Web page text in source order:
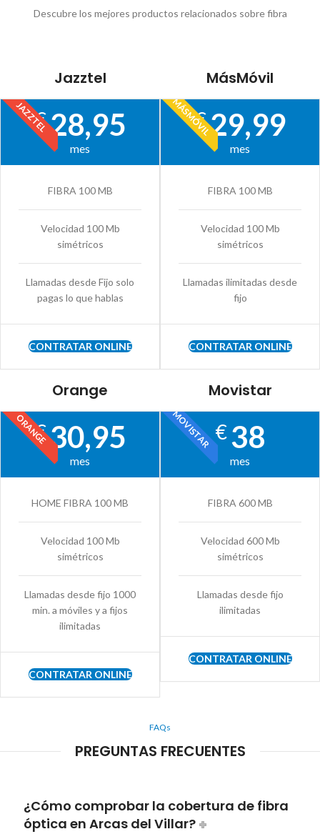
Descubre los mejores productos relacionados sobre fibra
Jazztel
JAZZTEL
€28,95
mes
FIBRA 100 MB
Velocidad 100 Mb
simétricos
Llamadas desde Fijo solo
pagas lo que hablas
CONTRATAR ONLINE
MásMóvil
MÁSMÓVIL
€29,99
mes
FIBRA 100 MB
Velocidad 100 Mb
simétricos
Llamadas ilimitadas desde
fijo
CONTRATAR ONLINE
Orange
ORANGE
€30,95
mes
HOME FIBRA 100 MB
Velocidad 100 Mb
simétricos
Llamadas desde fijo 1000
min. a móviles y a fijos
ilimitadas
CONTRATAR ONLINE
Movistar
MOVISTAR€38
mes
FIBRA 600 MB
Velocidad 600 Mb
simétricos
Llamadas desde fijo
ilimitadas
CONTRATAR ONLINE
FAQs
PREGUNTAS FRECUENTES
¿Cómo comprobar la cobertura de fibra
óptica en Arcas del Villar?